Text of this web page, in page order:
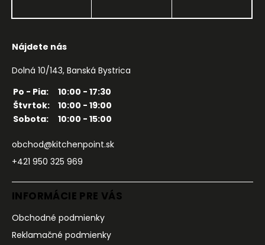
Nájdete nás
Dolná 10/143, Banská Bystrica
Po - Pia:
10:00 - 17:30
Štvrtok:
10:00 - 19:00
Sobota:
10:00 - 15:00
obchod@kitchenpoint.sk
+421 950 325 969
INFORMÁCIE PRE VÁS
Obchodné podmienky
Reklamačné podmienky